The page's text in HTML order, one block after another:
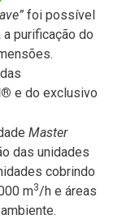
foi possível
purificação do
e do exclusivo
Master
das unidades
cobrindo
m3/h e áreas